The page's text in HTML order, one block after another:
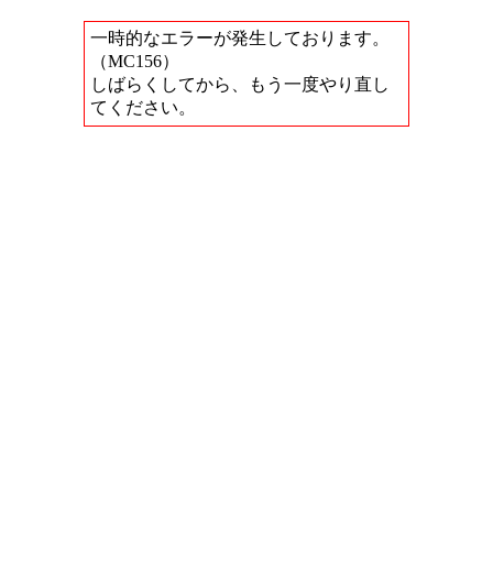
一時的なエラーが発生しております。
（MC156）
しばらくしてから、もう一度やり直し
てください。